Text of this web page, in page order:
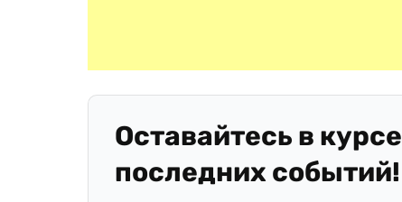
Оставайтесь в курсе
последних событий!